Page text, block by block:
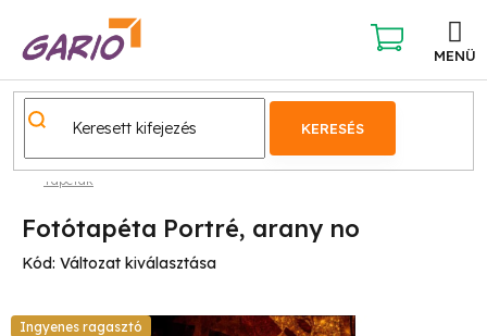
KERESÉS
KOSÁR
Tapéták
Fotótapéta Portré, arany no
Kód: Változat kiválasztása
Ingyenes ragasztó